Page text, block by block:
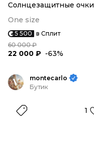
Солнцезащитные очки
One size
5 500 в Сплит
60 000 ₽
22 000 ₽ -63%
montecarlo
Бутик
1